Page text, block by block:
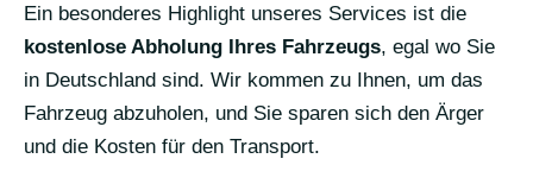
Ein besonderes Highlight unseres Services ist die
kostenlose Abholung Ihres Fahrzeugs, egal wo Sie
in Deutschland sind. Wir kommen zu Ihnen, um das
Fahrzeug abzuholen, und Sie sparen sich den Ärger
und die Kosten für den Transport.